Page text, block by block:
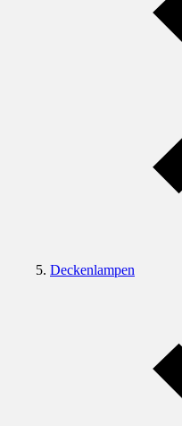
Deckenlampen